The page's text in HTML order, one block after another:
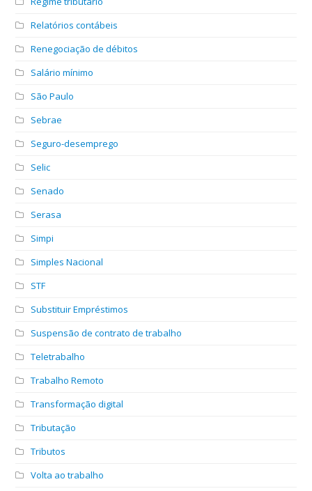
Relatórios contábeis
Renegociação de débitos
Salário mínimo
São Paulo
Sebrae
Seguro-desemprego
Selic
Senado
Serasa
Simpi
Simples Nacional
STF
Substituir Empréstimos
Suspensão de contrato de trabalho
Teletrabalho
Trabalho Remoto
Transformação digital
Tributação
Tributos
Volta ao trabalho